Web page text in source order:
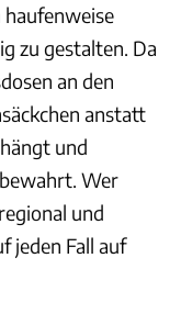
haufenweise
zu gestalten. Da
an den
anstatt
und
Wer
und
jeden Fall auf